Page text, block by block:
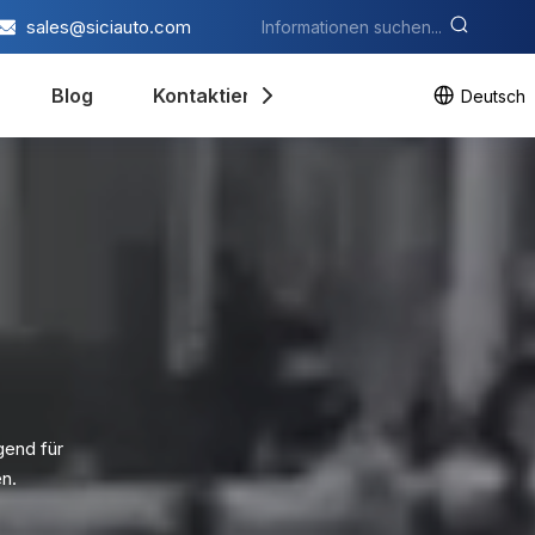
sales@siciauto.com
Blog Kontaktieren Sie uns Deutsch
für